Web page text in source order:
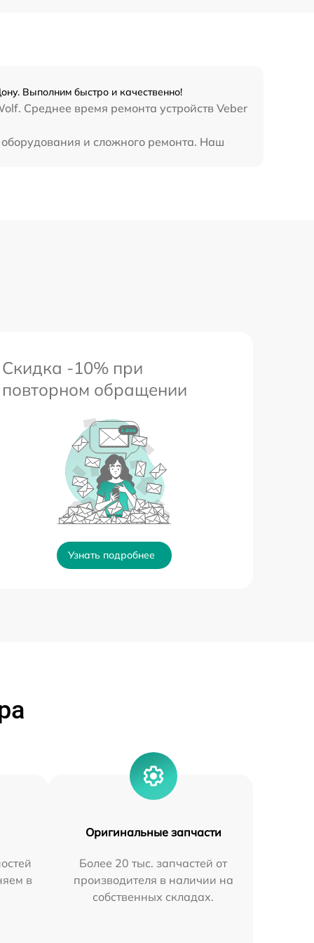
Выполним быстро и качественно!
Среднее время ремонта устройств Veber
и сложного ремонта. Наш
Скидка -10% при
повторном обращении
Узнать подробнее
в
Оригинальные запчасти
Более 20 тыс. запчастей от
производителя в наличии на
собственных складах.